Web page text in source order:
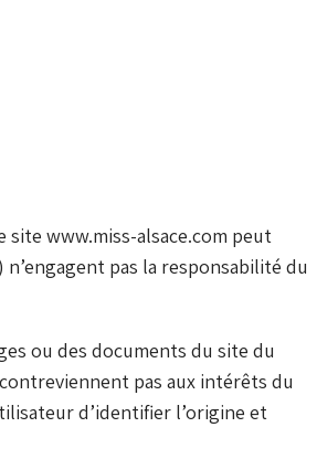
www.miss-alsace.com peut
pas la responsabilité du
ou des documents du site du
pas aux intérêts du
d’identifier l’origine et